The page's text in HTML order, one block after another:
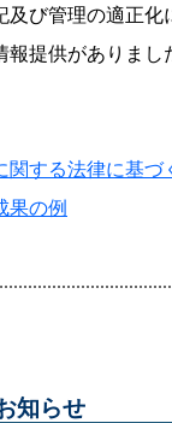
び管理の適正
提供がありまし
関する法律に基づ
果の例
知らせ